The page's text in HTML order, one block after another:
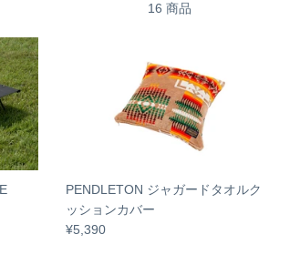
16 商品
PENDLETON ジャガードタオルク
ッションカバー
¥5,390